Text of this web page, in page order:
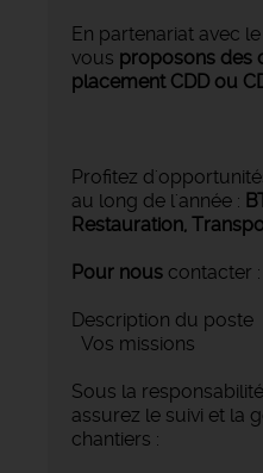
En partenariat avec
vous proposons des
placement CDD ou
Profitez
au long de l'année :
Restauration,
Pour nous contacter :
Description du poste
Vos missions
Sous la
assurez le suivi et la
chantiers :